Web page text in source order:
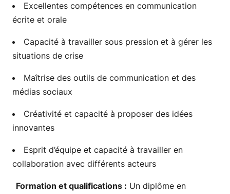
Excellentes compétences en communication
écrite et orale
Capacité à travailler sous pression et à gérer les
situations de crise
Maîtrise des outils de communication et des
médias sociaux
Créativité et capacité à proposer des idées
innovantes
Esprit d’équipe et capacité à travailler en
collaboration avec différents acteurs
Formation et qualifications : Un diplôme en